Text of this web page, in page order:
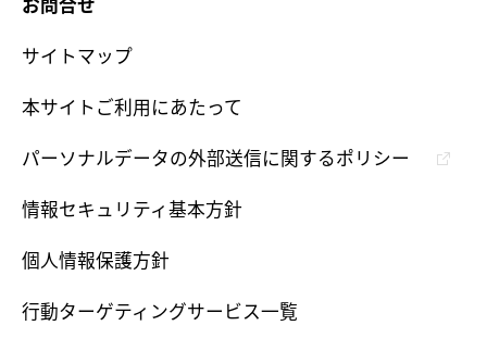
お問合せ
サイトマップ
本サイトご利用にあたって
パーソナルデータの外部送信に関するポリシー
情報セキュリティ基本方針
個人情報保護方針
行動ターゲティングサービス一覧